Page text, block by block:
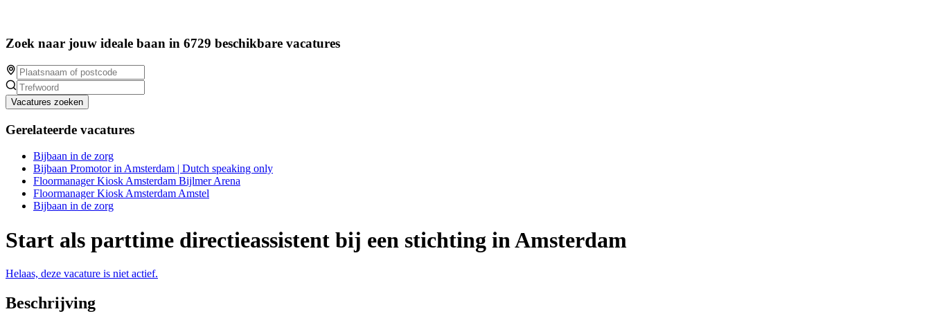
Zoek naar jouw ideale baan in 6729 beschikbare vacatures
Vacatures zoeken
Gerelateerde vacatures
Bijbaan in de zorg
Bijbaan Promotor in Amsterdam | Dutch speaking only
Floormanager Kiosk Amsterdam Bijlmer Arena
Floormanager Kiosk Amsterdam Amstel
Bijbaan in de zorg
Start als parttime directieassistent bij een stichting in Amsterdam
Helaas, deze vacature is niet actief.
Beschrijving